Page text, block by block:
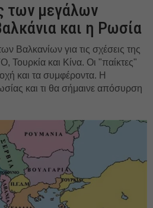
των μεγάλων
και η Ρωσία
Βαλκανίων για τις σχέσεις της
και Κίνα. Οι "παίκτες"
και τα συμφέροντα. Η
και τι θα σήμαινε απόσυρση